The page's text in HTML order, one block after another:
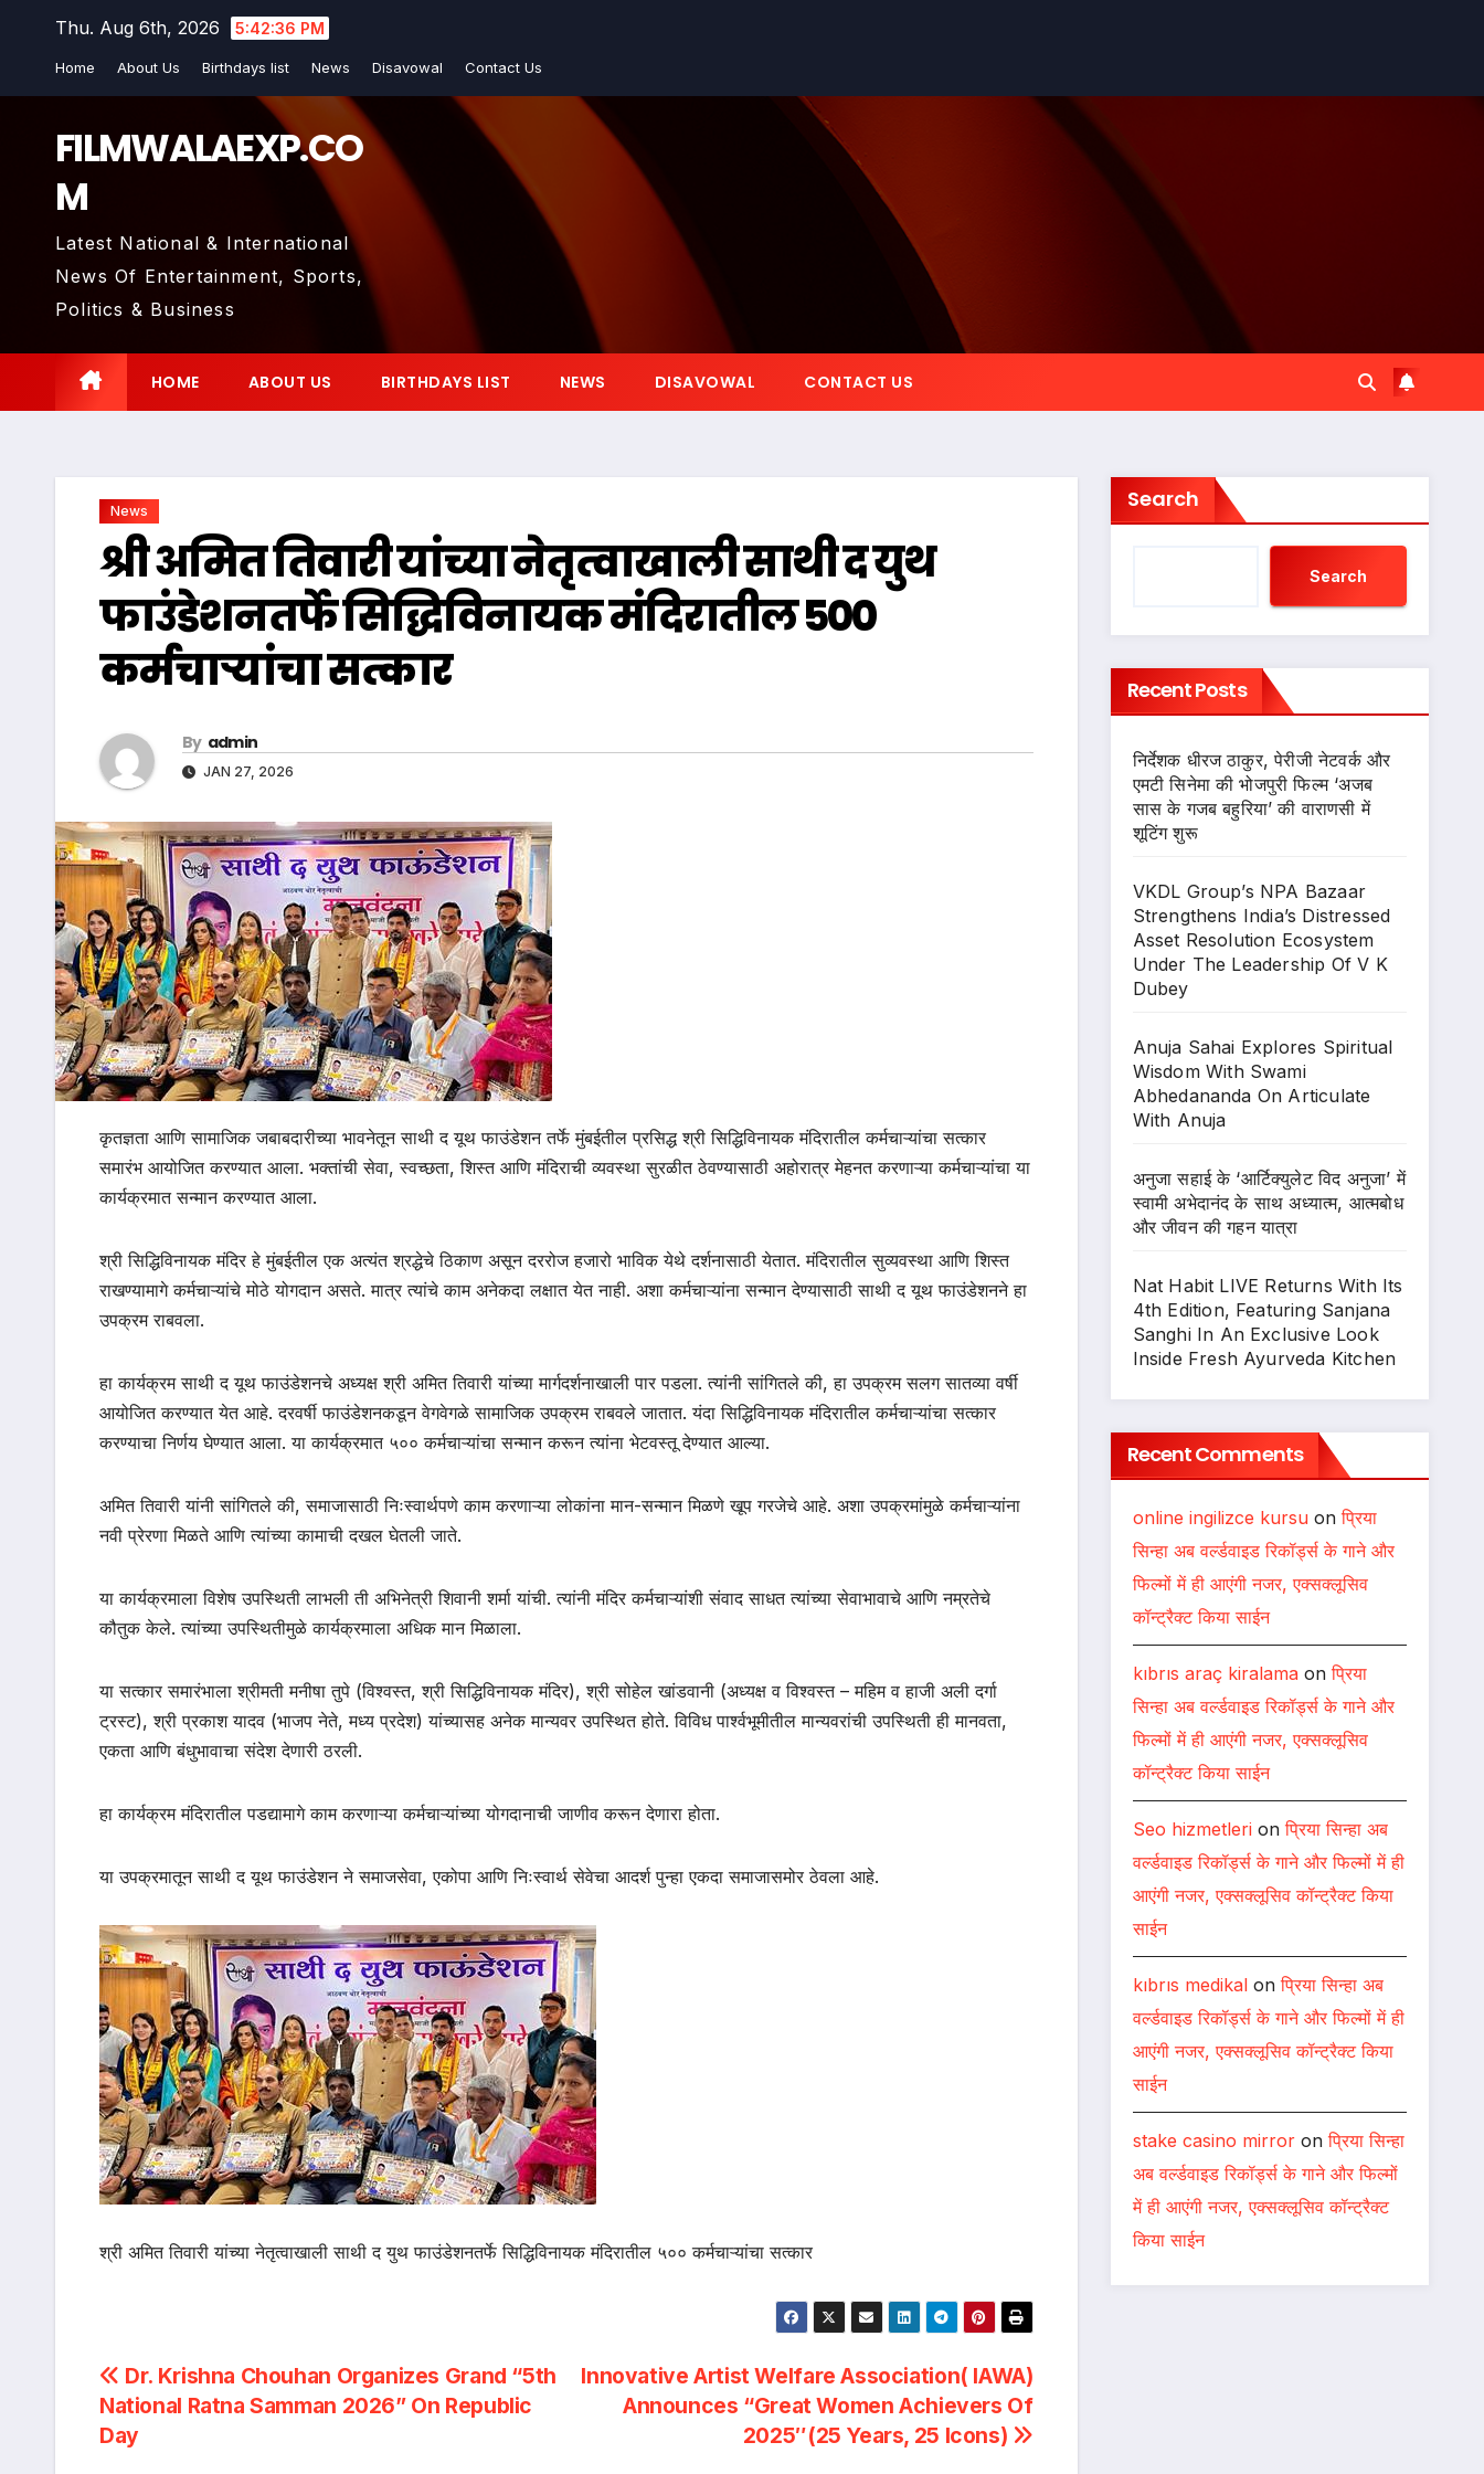
Thu. Aug 6th, 2026 5:42:37 PM
Home About Us Birthdays list News Disavowal Contact Us
FILMWALAEXP.CO
M
Latest National & International
News Of Entertainment, Sports,
Politics & Business
HOME ABOUT US BIRTHDAYS LIST NEWS DISAVOWAL CONTACT US
News
श्री अमित तिवारी यांच्या नेतृत्वाखाली साथी द युथ
फाउंडेशनतर्फे सिद्धिविनायक मंदिरातील ५००
कर्मचाऱ्यांचा सत्कार
By admin
JAN 27, 2026
कृतज्ञता आणि सामाजिक जबाबदारीच्या भावनेतून साथी द यूथ फाउंडेशन तर्फे मुंबईतील प्रसिद्ध श्री सिद्धिविनायक मंदिरातील कर्मचाऱ्यांचा सत्कार
समारंभ आयोजित करण्यात आला. भक्तांची सेवा, स्वच्छता, शिस्त आणि मंदिराची व्यवस्था सुरळीत ठेवण्यासाठी अहोरात्र मेहनत करणाऱ्या कर्मचाऱ्यांचा या
कार्यक्रमात सन्मान करण्यात आला.
श्री सिद्धिविनायक मंदिर हे मुंबईतील एक अत्यंत श्रद्धेचे ठिकाण असून दररोज हजारो भाविक येथे दर्शनासाठी येतात. मंदिरातील सुव्यवस्था आणि शिस्त
राखण्यामागे कर्मचाऱ्यांचे मोठे योगदान असते. मात्र त्यांचे काम अनेकदा लक्षात येत नाही. अशा कर्मचाऱ्यांना सन्मान देण्यासाठी साथी द यूथ फाउंडेशनने हा
उपक्रम राबवला.
हा कार्यक्रम साथी द यूथ फाउंडेशनचे अध्यक्ष श्री अमित तिवारी यांच्या मार्गदर्शनाखाली पार पडला. त्यांनी सांगितले की, हा उपक्रम सलग सातव्या वर्षी
आयोजित करण्यात येत आहे. दरवर्षी फाउंडेशनकडून वेगवेगळे सामाजिक उपक्रम राबवले जातात. यंदा सिद्धिविनायक मंदिरातील कर्मचाऱ्यांचा सत्कार
करण्याचा निर्णय घेण्यात आला. या कार्यक्रमात ५०० कर्मचाऱ्यांचा सन्मान करून त्यांना भेटवस्तू देण्यात आल्या.
अमित तिवारी यांनी सांगितले की, समाजासाठी निःस्वार्थपणे काम करणाऱ्या लोकांना मान-सन्मान मिळणे खूप गरजेचे आहे. अशा उपक्रमांमुळे कर्मचाऱ्यांना
नवी प्रेरणा मिळते आणि त्यांच्या कामाची दखल घेतली जाते.
या कार्यक्रमाला विशेष उपस्थिती लाभली ती अभिनेत्री शिवानी शर्मा यांची. त्यांनी मंदिर कर्मचाऱ्यांशी संवाद साधत त्यांच्या सेवाभावाचे आणि नम्रतेचे
कौतुक केले. त्यांच्या उपस्थितीमुळे कार्यक्रमाला अधिक मान मिळाला.
या सत्कार समारंभाला श्रीमती मनीषा तुपे (विश्वस्त, श्री सिद्धिविनायक मंदिर), श्री सोहेल खांडवानी (अध्यक्ष व विश्वस्त – महिम व हाजी अली दर्गा
ट्रस्ट), श्री प्रकाश यादव (भाजप नेते, मध्य प्रदेश) यांच्यासह अनेक मान्यवर उपस्थित होते. विविध पार्श्वभूमीतील मान्यवरांची उपस्थिती ही मानवता,
एकता आणि बंधुभावाचा संदेश देणारी ठरली.
हा कार्यक्रम मंदिरातील पडद्यामागे काम करणाऱ्या कर्मचाऱ्यांच्या योगदानाची जाणीव करून देणारा होता.
या उपक्रमातून साथी द यूथ फाउंडेशन ने समाजसेवा, एकोपा आणि निःस्वार्थ सेवेचा आदर्श पुन्हा एकदा समाजासमोर ठेवला आहे.
श्री अमित तिवारी यांच्या नेतृत्वाखाली साथी द युथ फाउंडेशनतर्फे सिद्धिविनायक मंदिरातील ५०० कर्मचाऱ्यांचा सत्कार
Post
navigation
Innovative Artist Welfare Association( IAWA)
Announces “Great Women Achievers Of
2025″(25 Years, 25 Icons)
Dr. Krishna Chouhan Organizes Grand “5th
National Ratna Samman 2026” On Republic
Day
Search
Search
Recent Posts
निर्देशक धीरज ठाकुर, पेरीजी नेटवर्क और
एमटी सिनेमा की भोजपुरी फिल्म ‘अजब
सास के गजब बहुरिया’ की वाराणसी में
शूटिंग शुरू
VKDL Group’s NPA Bazaar
Strengthens India’s Distressed
Asset Resolution Ecosystem
Under The Leadership Of V K
Dubey
Anuja Sahai Explores Spiritual
Wisdom With Swami
Abhedananda On Articulate
With Anuja
अनुजा सहाई के ‘आर्टिक्युलेट विद अनुजा’ में
स्वामी अभेदानंद के साथ अध्यात्म, आत्मबोध
और जीवन की गहन यात्रा
Nat Habit LIVE Returns With Its
4th Edition, Featuring Sanjana
Sanghi In An Exclusive Look
Inside Fresh Ayurveda Kitchen
Recent Comments
online ingilizce kursuonप्रिया
सिन्हा अब वर्ल्डवाइड रिकॉर्ड्स के गाने और
फिल्मों में ही आएंगी नजर, एक्सक्लूसिव
कॉन्ट्रैक्ट किया साईन
kıbrıs araç kiralamaonप्रिया
सिन्हा अब वर्ल्डवाइड रिकॉर्ड्स के गाने और
फिल्मों में ही आएंगी नजर, एक्सक्लूसिव
कॉन्ट्रैक्ट किया साईन
Seo hizmetlerionप्रिया सिन्हा अब
वर्ल्डवाइड रिकॉर्ड्स के गाने और फिल्मों में ही
आएंगी नजर, एक्सक्लूसिव कॉन्ट्रैक्ट किया
साईन
kıbrıs medikalonप्रिया सिन्हा अब
वर्ल्डवाइड रिकॉर्ड्स के गाने और फिल्मों में ही
आएंगी नजर, एक्सक्लूसिव कॉन्ट्रैक्ट किया
साईन
stake casino mirroronप्रिया सिन्हा
अब वर्ल्डवाइड रिकॉर्ड्स के गाने और फिल्मों
में ही आएंगी नजर, एक्सक्लूसिव कॉन्ट्रैक्ट
किया साईन